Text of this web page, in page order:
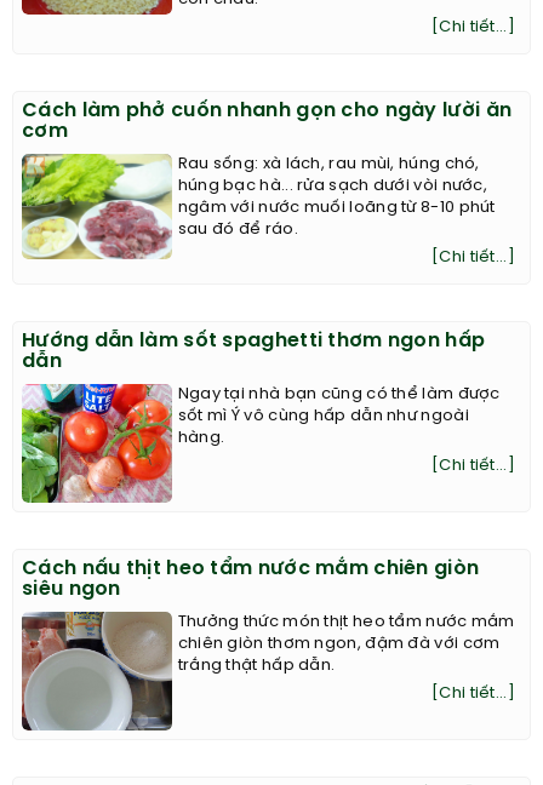
[Chi tiết...]
Cách làm phở cuốn nhanh gọn cho ngày lười ăn
cơm
Rau sống: xà lách, rau mùi, húng chó,
húng bạc hà... rửa sạch dưới vòi nước,
ngâm với nước muối loãng từ 8-10 phút
sau đó để ráo.
[Chi tiết...]
Hướng dẫn làm sốt spaghetti thơm ngon hấp
dẫn
Ngay tại nhà bạn cũng có thể làm được
sốt mì Ý vô cùng hấp dẫn như ngoài
hàng.
[Chi tiết...]
Cách nấu thịt heo tẩm nước mắm chiên giòn
siêu ngon
Thưởng thức món thịt heo tẩm nước mắm
chiên giòn thơm ngon, đậm đà với cơm
trắng thật hấp dẫn.
[Chi tiết...]